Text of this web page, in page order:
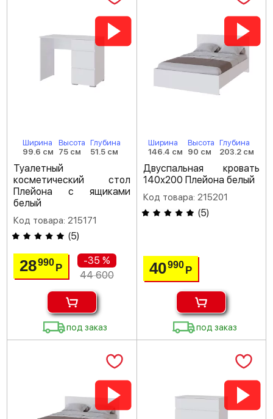
Ширина
99.6 см
Высота
75 см
Глубина
51.5 см
Туалетный
косметический стол
Плейона с ящиками
белый
Код товара: 215171
(5)
28990Р
-35 %
44 600
под заказ
Ширина
146.4 см
Высота
90 см
Глубина
203.2 см
Двуспальная кровать
140х200 Плейона белый
Код товара: 215201
(5)
40990 Р
под заказ